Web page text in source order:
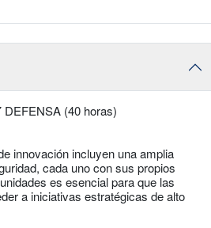
(40 horas)
innovación incluyen una amplia
cada uno con sus propios
es esencial para que las
a iniciativas estratégicas de alto